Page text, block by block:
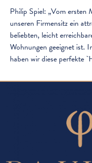
Philip Spiel: „Vom ersten
unseren Firmensitz ein
beliebten, leicht
Wohnungen geeignet ist.
haben wir diese perfekte